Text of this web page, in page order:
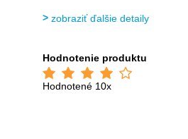
zobraziť ďalšie detaily
Hodnotenie produktu
Hodnotené 10x